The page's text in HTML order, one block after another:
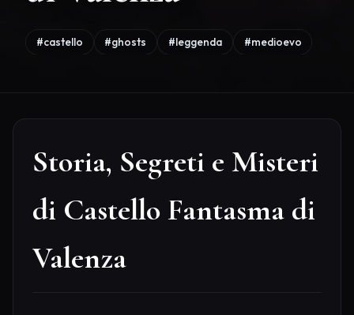
#castello #ghosts #leggenda #medioevo
Storia, Segreti e Misteri
di Castello Fantasma di
Valenza